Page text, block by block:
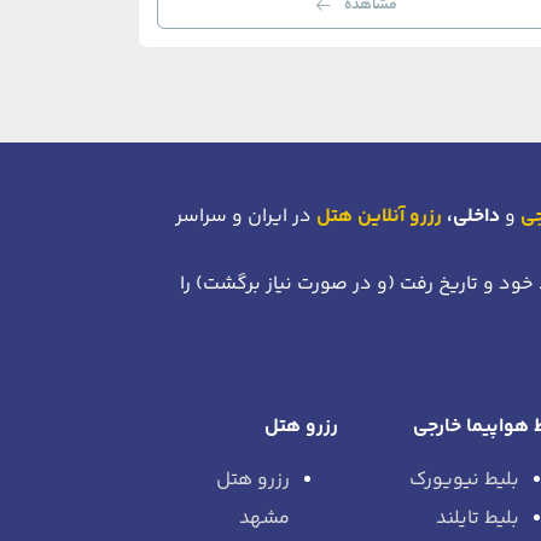
مشاهده
و داخلی، رزرو آنلاین هتل در ایران و سراسر
خود و تاریخ رفت (و در صورت نیاز برگشت) را
هواپیما خارجی
بلیط نیویورک
بلیط تایلند
رزرو هتل
رزرو هتل
مشهد